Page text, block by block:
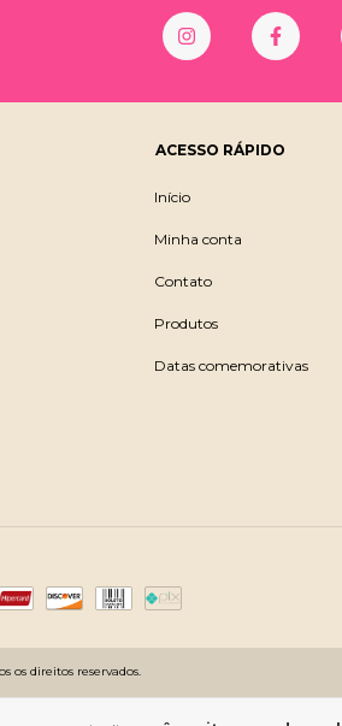
ACESSO RÁPIDO
​Início
Minha conta
Contato
Produtos
Datas comemorativas
os direitos reservados.